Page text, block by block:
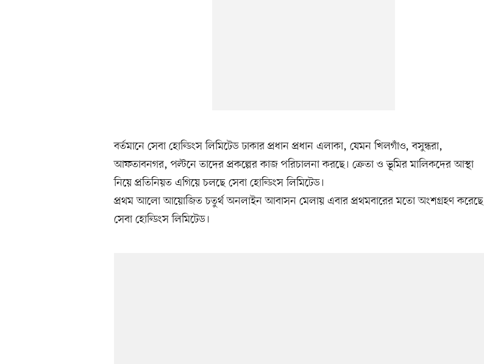
বর্তমানে সেবা হোল্ডিংস লিমিটেড ঢাকার প্রধান প্রধান এলাকা, যেমন খিলগাঁও, বসুন্ধরা,
আফতাবনগর, পল্টনে তাদের প্রকল্পের কাজ পরিচালনা করছে। ক্রেতা ও ভূমির মালিকদের আস্থা
নিয়ে প্রতিনিয়ত এগিয়ে চলছে সেবা হোল্ডিংস লিমিটেড।
প্রথম আলো আয়োজিত চতুর্থ অনলাইন আবাসন মেলায় এবার প্রথমবারের মতো অংশগ্রহণ করেছে
সেবা হোল্ডিংস লিমিটেড।